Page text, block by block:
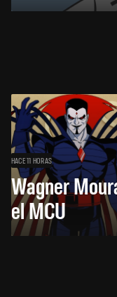
HACE 11 HORAS
Wagner
el MCU